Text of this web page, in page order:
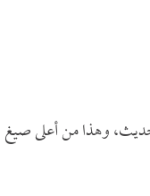
وهذا من أعلى